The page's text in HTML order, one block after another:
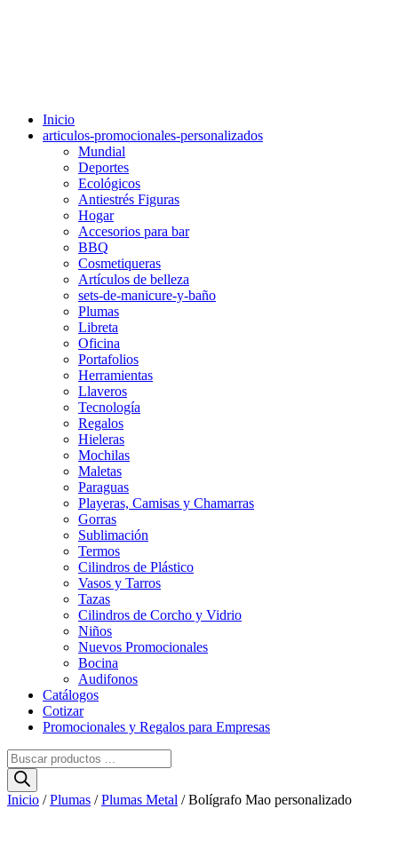
Inicio
articulos-promocionales-personalizados
Mundial
Deportes
Ecológicos
Antiestrés Figuras
Hogar
Accesorios para bar
BBQ
Cosmetiqueras
Artículos de belleza
sets-de-manicure-y-baño
Plumas
Libreta
Oficina
Portafolios
Herramientas
Llaveros
Tecnología
Regalos
Hieleras
Mochilas
Maletas
Paraguas
Playeras, Camisas y Chamarras
Gorras
Sublimación
Termos
Cilindros de Plástico
Vasos y Tarros
Tazas
Cilindros de Corcho y Vidrio
Niños
Nuevos Promocionales
Bocina
Audifonos
Catálogos
Cotizar
Promocionales y Regalos para Empresas
Búsqueda
de
productos
Inicio /Plumas /Plumas Metal / Bolígrafo Mao personalizado